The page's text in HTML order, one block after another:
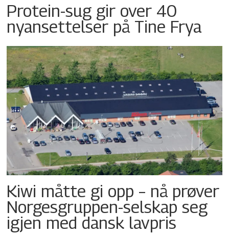
Protein-sug gir over 40
nyansettelser på Tine Frya
Kiwi måtte gi opp – nå prøver
Norgesgruppen-selskap seg
igjen med dansk lavpris